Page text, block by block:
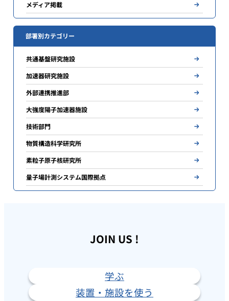
メディア掲載
部署別カテゴリー
共通基盤研究施設
加速器研究施設
外部連携推進部
大強度陽子加速器施設
技術部門
物質構造科学研究所
素粒子原子核研究所
量子場計測システム国際拠点
JOIN US !
学ぶ
装置・施設を使う